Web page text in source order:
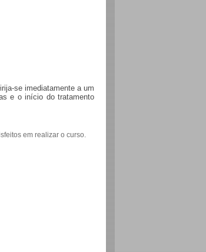
se imediatamente a um
e o início do tratamento
em realizar o curso.